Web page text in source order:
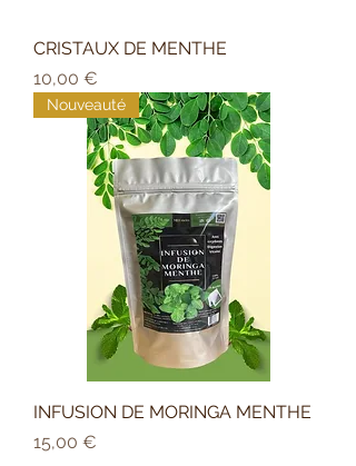
CRISTAUX DE MENTHE
Prix
10,00 €
Nouveauté
INFUSION DE MORINGA MENTHE
Prix
15,00 €